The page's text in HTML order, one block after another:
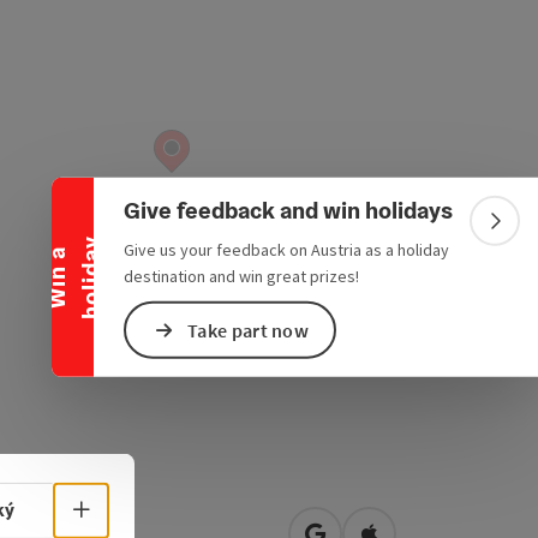
W
i
n
a
h
o
l
i
d
a y
Collapse banner Give feedback and win holidays
Give us your feedback on Austria as a holiday
destination and win great prizes!
Take part now
8
Select language - Open menu